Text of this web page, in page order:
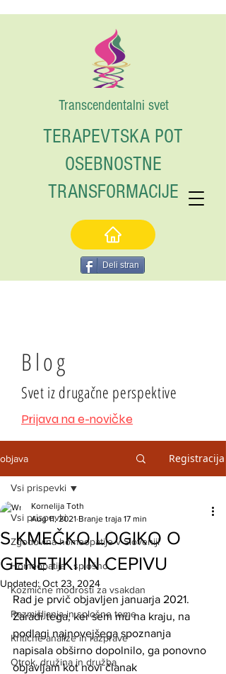
Transcendentalni svet
TERAPEVTSKA POT
OSEBNOSTNE
TRANSFORMACIJE
Deli stran
Blog
Svet iz drugačne perspektive
Prijava na e-novičke
objava Registracija
Vsi prispevki
Zgodovina homeopatije v Sloveniji
Homeopatija - splošno
Kozmične modrosti za vsakdan
Razmišljanja in splošne teme
Kritične analize in razprave
Otrok, družina in družba
Vsi prispevki
S KMEČKO LOGIKO O
GENETIKI IN CEPIVU
Kornelija Toth
Aug 11, 2021 Branje traja 17 min
Updated: Oct 23, 2024
Rad je prvič objavljen januarja 2021.
Zaradi tega, ker sem mu na kraju, na
podlagi najnovejšega spoznanja
napisala obširno dopolnilo, ga ponovno
objavljam kot novi članak